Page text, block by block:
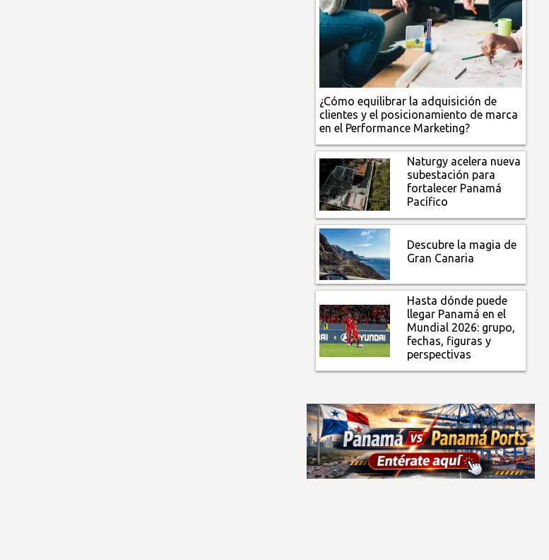
¿Cómo equilibrar la adquisición de
clientes y el posicionamiento de marca
en el Performance Marketing?
Naturgy acelera nueva
subestación para
fortalecer Panamá
Pacífico
Descubre la magia de
Gran Canaria
Hasta dónde puede
llegar Panamá en el
Mundial 2026: grupo,
fechas, figuras y
perspectivas